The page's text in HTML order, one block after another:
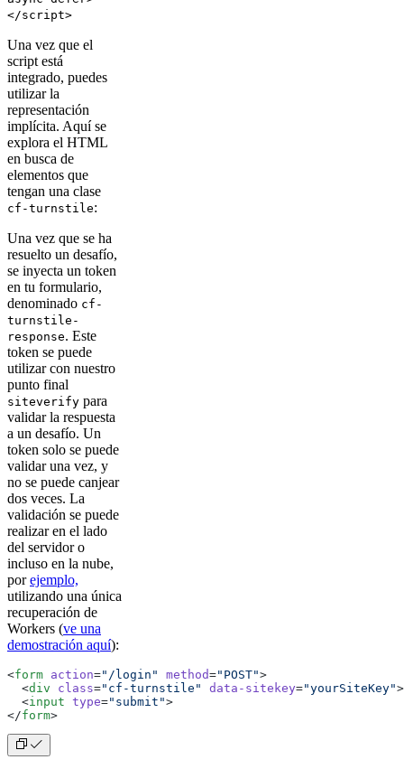
</script>
Una vez que el
script está
integrado, puedes
utilizar la
representación
implícita. Aquí se
explora el HTML
en busca de
elementos que
tengan una clase
cf-turnstile:
Una vez que se ha
resuelto un desafío,
se inyecta un token
en tu formulario,
denominado cf-
turnstile-
response. Este
token se puede
utilizar con nuestro
punto final
siteverify para
validar la respuesta
a un desafío. Un
token solo se puede
validar una vez, y
no se puede canjear
dos veces. La
validación se puede
realizar en el lado
del servidor o
incluso en la nube,
porejemplo,
utilizando una única
recuperación de
Workers (ve una
demostración aquí):
<form action="/login" method="POST">
  <
div class="cf-turnstile" data-sitekey="yourSiteKey"
  <
input type="submit">
</form>